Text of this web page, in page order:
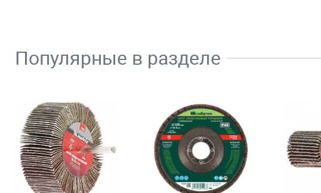
Популярные в разделе